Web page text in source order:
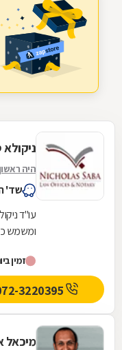
היה
שד'
במשך 4...
זמין
מיכאל